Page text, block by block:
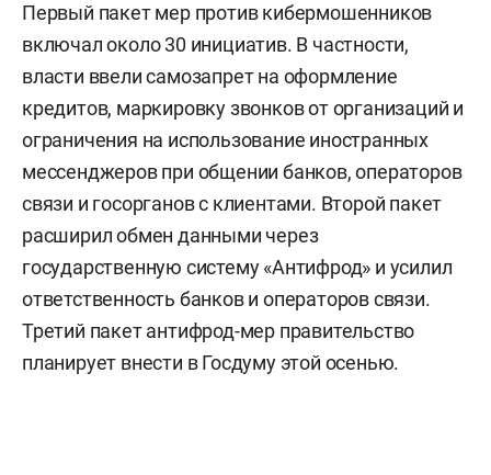
Первый пакет мер против кибермошенников
включал около 30 инициатив. В частности,
власти ввели самозапрет на оформление
кредитов, маркировку звонков от организаций и
ограничения на использование иностранных
мессенджеров при общении банков, операторов
связи и госорганов с клиентами. Второй пакет
расширил обмен данными через
государственную систему «Антифрод» и усилил
ответственность банков и операторов связи.
Третий пакет антифрод-мер правительство
планирует внести в Госдуму этой осенью.